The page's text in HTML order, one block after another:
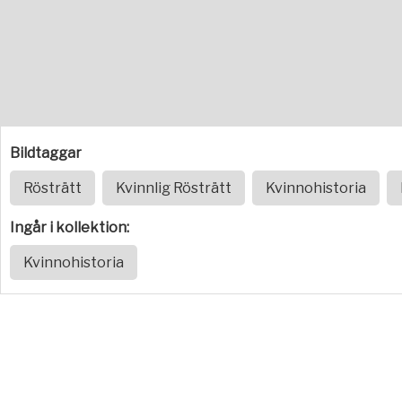
Bildtaggar
Rösträtt Kvinnlig Rösträtt Kvinnohistoria
Ingår i kollektion:
Kvinnohistoria